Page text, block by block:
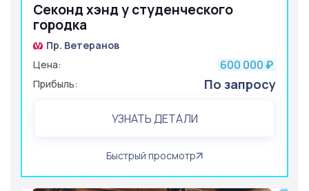
Секонд хэнд у студенческого
городка
Пр. Ветеранов
Цена:
600 000 ₽
Прибыль: По запросу
УЗНАТЬ ДЕТАЛИ
Быстрый просмотр